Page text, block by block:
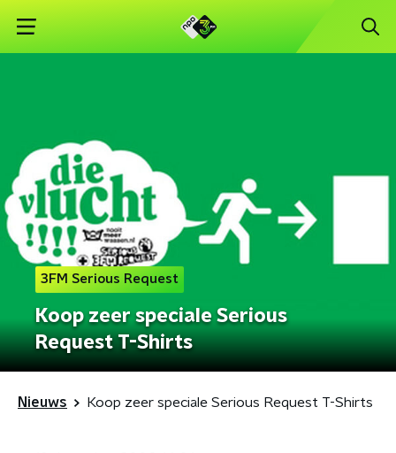
3FM Serious Request
Koop zeer speciale Serious
Request T-Shirts
Nieuws Koop zeer speciale Serious Request T-Shirts